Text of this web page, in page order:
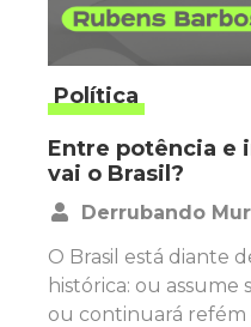
Política
Entre potência e
vai o Brasil?
Derrubando
O Brasil está diante
histórica: ou assume
ou continuará refém